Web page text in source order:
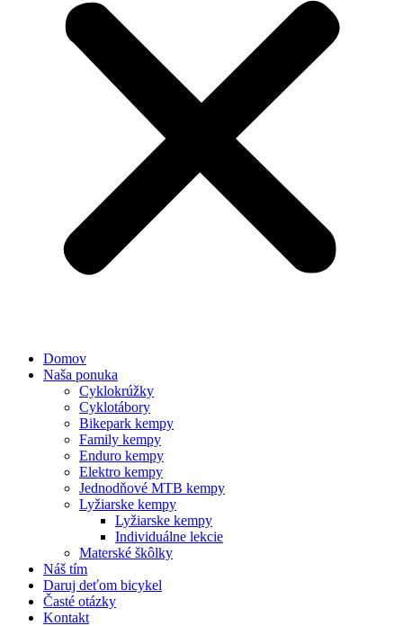
Domov
Naša ponuka
Cyklokrúžky
Cyklotábory
Bikepark kempy
Family kempy
Enduro kempy
Elektro kempy
Jednodňové MTB kempy
Lyžiarske kempy
Lyžiarske kempy
Individuálne lekcie
Materské škôlky
Náš tím
Daruj deťom bicykel
Časté otázky
Kontakt